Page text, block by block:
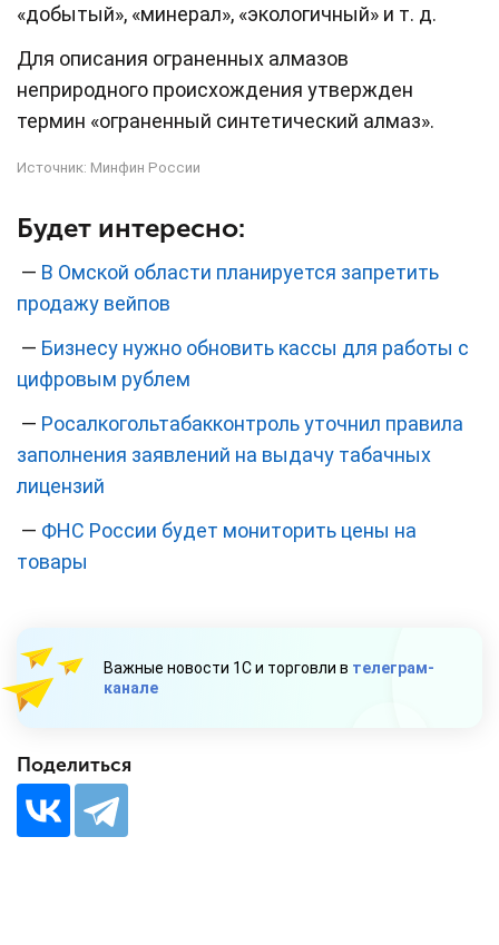
«добытый», «минерал», «экологичный» и т. д.
Для описания ограненных алмазов
неприродного происхождения утвержден
термин «ограненный синтетический алмаз».
Источник: Минфин России
Будет интересно:
— В Омской области планируется запретить
продажу вейпов
— Бизнесу нужно обновить кассы для работы с
цифровым рублем
— Росалкогольтабакконтроль уточнил правила
заполнения заявлений на выдачу табачных
лицензий
— ФНС России будет мониторить цены на
товары
Важные новости 1С и торговли в телеграм-
канале
Поделиться